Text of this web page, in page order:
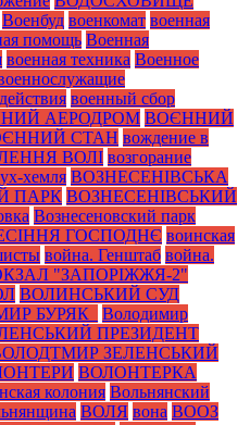
Военбуд военкомат военная
помощь Военная
военная техника Военное
военный сбор
АЕРОДРОМ ВОЄННИЙ
СТАН вождение в
ВОЛІ возгорание
хемля ВОЗНЕСЕНІВСЬКА
ПАРК ВОЗНЕСЕНІВСЬКИЙ
Вознесеновский парк
ГОСПОДНЄ воинская
война. Генштаб война.
"ЗАПОРІЖЖЯ-2"
ВОЛИНСЬКИЙ СУД
БУРЯК_
Володимир
ПРЕЗИДЕНТ
ЗЕЛЕНСЬКИЙ
ВОЛОНТЕРКА
колония Вольнянский
ВОЛЯ вона ВООЗ